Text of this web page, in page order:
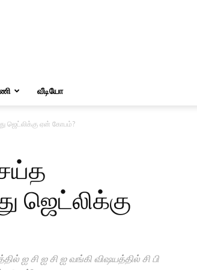
வீடியோ
ஜெட்லிக்கு ஏன் கோபம்?
ஜெட்லிக்கு
ஐ சி ஐ சி ஐ வங்கி விஷயத்தில் சி பி